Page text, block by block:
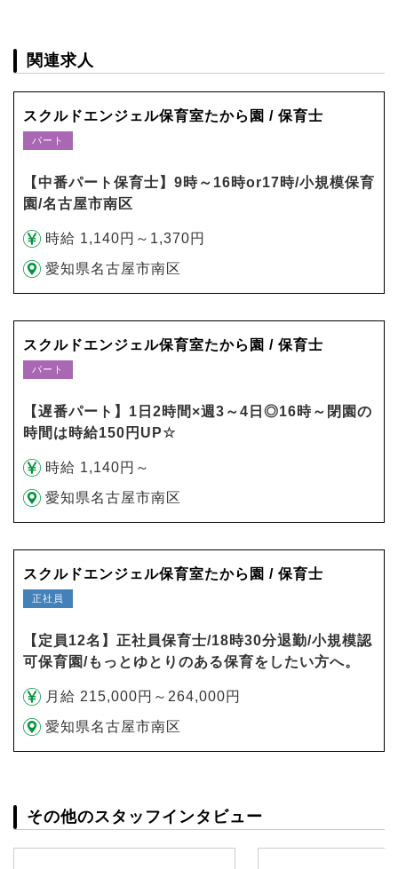
関連求人
スクルドエンジェル保育室たから園 / 保育士
パート
【中番パート保育士】9時～16時or17時/小規模保育
園/名古屋市南区
時給 1,140円～1,370円
愛知県名古屋市南区
スクルドエンジェル保育室たから園 / 保育士
パート
【遅番パート】1日2時間×週3～4日◎16時～閉園の
時間は時給150円UP☆
時給 1,140円～
愛知県名古屋市南区
スクルドエンジェル保育室たから園 / 保育士
正社員
【定員12名】正社員保育士/18時30分退勤/小規模認
可保育園/もっとゆとりのある保育をしたい方へ。
月給 215,000円～264,000円
愛知県名古屋市南区
その他のスタッフインタビュー